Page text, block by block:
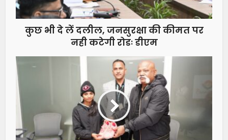
कुछ भी दे लें दलील, जनसुरक्षा की कीमत पर
नही कटेगी रोडः डीएम